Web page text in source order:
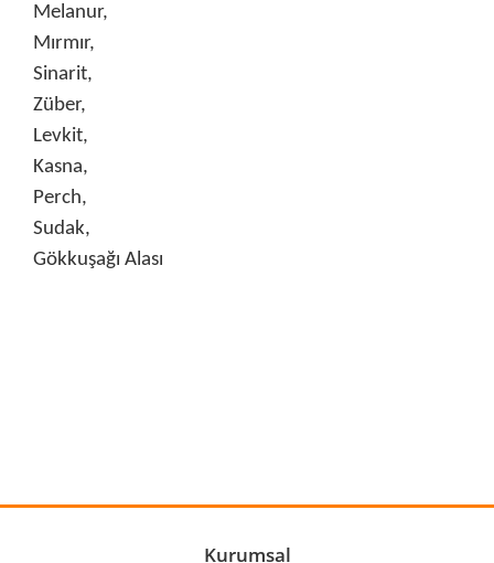
Melanur,
Mırmır,
Sinarit,
Züber,
Levkit,
Kasna,
Perch,
Sudak,
Gökkuşağı Alası
Ürün açıklamasında eksik bilgiler bulunuyor.
Ürün bilgilerinde hatalar bulunuyor.
Kurumsal